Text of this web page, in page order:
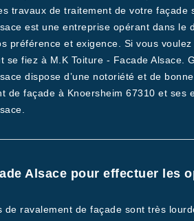
travaux de traitement de votre
est une entreprise opérant dans le
préférence et exigence. Si vous
se fiez à M.K Toiture - Facade Alsace.
dispose d’une notoriété et de
de façade à Knoersheim 67310 et ses
Alsace pour effectuer les
ravalement de façade sont très